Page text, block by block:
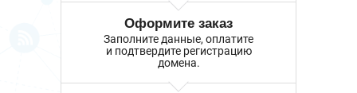
Оформите заказ
Заполните данные, оплатите
и подтвердите регистрацию
домена.